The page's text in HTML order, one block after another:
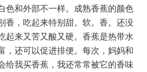
色和外部不一样。成熟香蕉的颜色
香，吃起来特别甜。软。香。还没
起来又苦又酸又硬。香蕉是热带水
，还可以促进排便。每次，妈妈和
给我买香蕉，我还常常被它的香味